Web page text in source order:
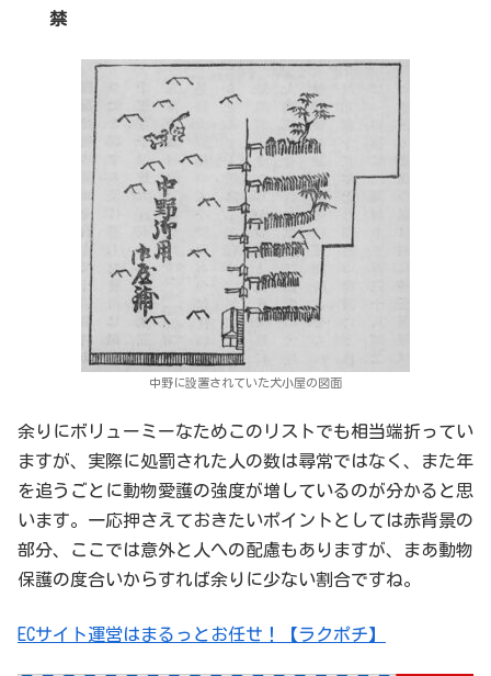
禁
中野に設置されていた犬小屋の図面
余りにボリューミーなためこのリストでも相当端折ってい
ますが、実際に処罰された人の数は尋常ではなく、また年
を追うごとに動物愛護の強度が増しているのが分かると思
います。一応押さえておきたいポイントとしては赤背景の
部分、ここでは意外と人への配慮もありますが、まあ動物
保護の度合いからすれば余りに少ない割合ですね。
ECサイト運営はまるっとお任せ！【ラクポチ】